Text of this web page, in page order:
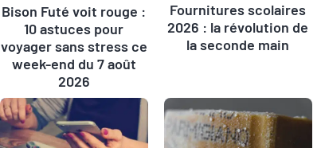
Bison Futé voit rouge :
10 astuces pour
voyager sans stress ce
week-end du 7 août
2026
Fournitures scolaires
2026 : la révolution de
la seconde main